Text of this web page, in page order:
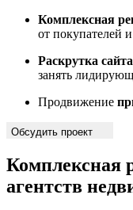
Комплексная
от покупателей
Раскрутка сайта
занять
Продвижение
Обсудить проект
Комплексная
агентств